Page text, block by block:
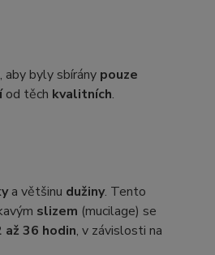
, aby byly sbírány pouze
od těch kvalitních.
a většinu dužiny. Tento
slizem (mucilage) se
až 36 hodin, v závislosti na